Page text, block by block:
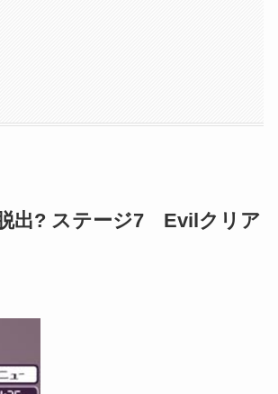
出? ステージ7 Evilクリア